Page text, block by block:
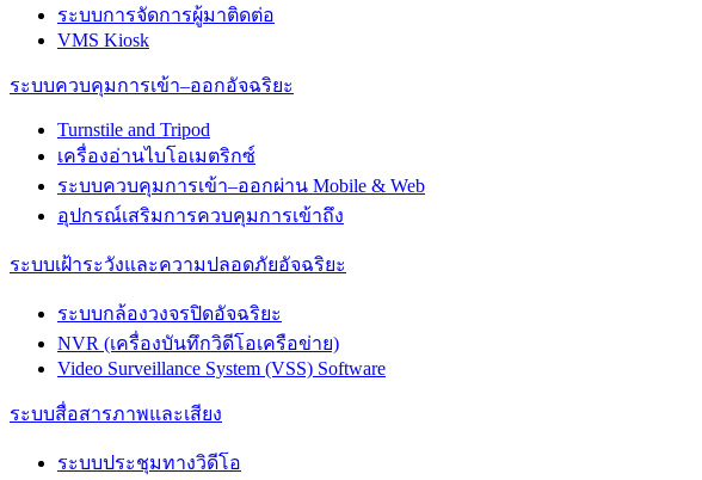
ระบบการจัดการผู้มาติดต่อ
VMS Kiosk
ระบบควบคุมการเข้า–ออกอัจฉริยะ
Turnstile and Tripod
เครื่องอ่านไบโอเมตริกซ์
ระบบควบคุมการเข้า–ออกผ่าน Mobile & Web
อุปกรณ์เสริมการควบคุมการเข้าถึง
ระบบเฝ้าระวังและความปลอดภัยอัจฉริยะ
ระบบกล้องวงจรปิดอัจฉริยะ
NVR (เครื่องบันทึกวิดีโอเครือข่าย)
Video Surveillance System (VSS) Software
ระบบสื่อสารภาพและเสียง
ระบบประชุมทางวิดีโอ